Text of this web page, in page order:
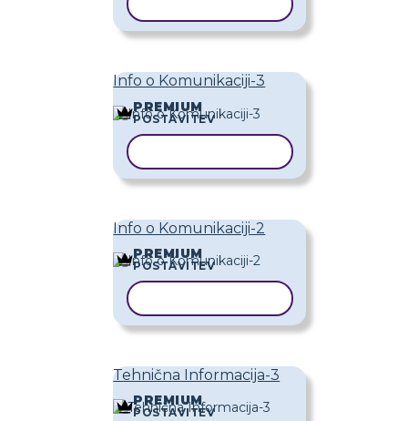
Info o Komunikaciji-3
PREMIUM
POSTAVITEV
Info o Komunikaciji-2
PREMIUM
POSTAVITEV
Tehnična Informacija-3
PREMIUM
POSTAVITEV